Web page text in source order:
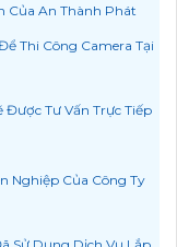
Của An Thành Phát
Thi Công Camera Tại
Được Tư Vấn Trực Tiếp
Nghiệp Của Công Ty